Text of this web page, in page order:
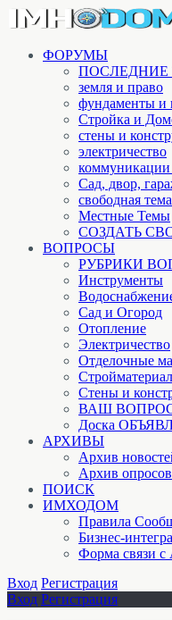
ФОРУМЫ
земля и право
фундаменты и
Стройка и
стены и
электричество
коммуникации
Cад, двор,
свободная тема
Местные Темы
СОЗДАТЬ
ВОПРОСЫ
РУБРИКИ
Инструменты
Сад и Огород
Отопление
Электричество
Отделочные
Стены и
ВАШ
Доска
АРХИВЫ
Архив
Архив опросов
ПОИСК
ИМХОДОМ
Правила
Бизнес-
Форма связи
Вход Регистрация
Вход Регистрация